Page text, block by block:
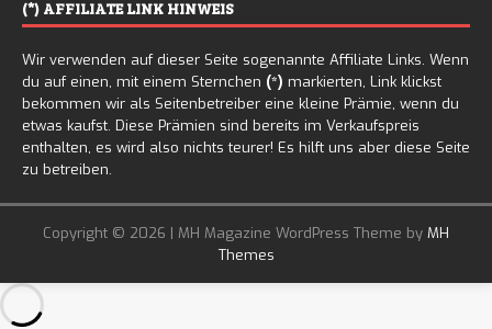
(*) AFFILIATE LINK HINWEIS
Wir verwenden auf dieser Seite sogenannte Affiliate Links. Wenn
du auf einen, mit einem Sternchen (*) markierten, Link klickst
bekommen wir als Seitenbetreiber eine kleine Prämie, wenn du
etwas kaufst. Diese Prämien sind bereits im Verkaufspreis
enthalten, es wird also nichts teurer! Es hilft uns aber diese Seite
zu betreiben.
Copyright © 2026 | MH Magazine WordPress Theme by MH
Themes